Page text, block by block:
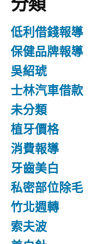
低利借錢報導
保健品牌報導
吳紹琥
士林汽車借款
未分類
植牙價格
消費報導
牙齒美白
私密部位除毛
竹北週轉
索夫波